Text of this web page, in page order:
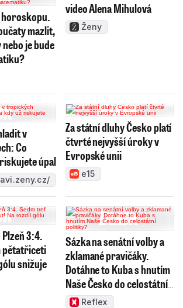
horoskopu.
mazlit,
je bude
video Alena Mihulová
Ženy
v
Co
úpal
Za státní dluhy Česko platí
čtvrté nejvyšší úroky v
Evropské unii
e15
3:4.
pětatřiceti
snižuje
Sázka na senátní volby a
zklamané pravičáky.
Dotáhne to Kuba s hnutím
Naše Česko do celostátní
politiky?
Reflex